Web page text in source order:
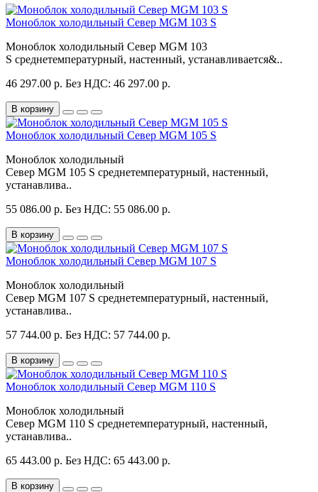
Моноблок холодильный Север MGM 103 S
Моноблок холодильный Север MGM 103
S среднетемпературный, настенный, устанавливается&..
46 297.00 р. Без НДС: 46 297.00 р.
В корзину
Моноблок холодильный Север MGM 105 S
Моноблок холодильный
Север MGM 105 S среднетемпературный, настенный,
устанавлива..
55 086.00 р. Без НДС: 55 086.00 р.
В корзину
Моноблок холодильный Север MGM 107 S
Моноблок холодильный
Север MGM 107 S среднетемпературный, настенный,
устанавлива..
57 744.00 р. Без НДС: 57 744.00 р.
В корзину
Моноблок холодильный Север MGM 110 S
Моноблок холодильный
Север MGM 110 S среднетемпературный, настенный,
устанавлива..
65 443.00 р. Без НДС: 65 443.00 р.
В корзину